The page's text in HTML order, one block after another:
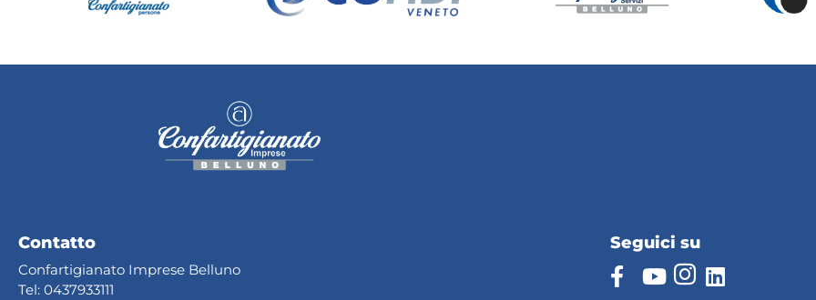
Contatto
Confartigianato Imprese Belluno
Tel: 0437933111
Seguici su